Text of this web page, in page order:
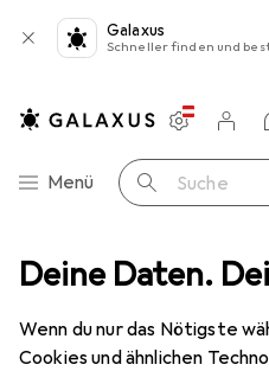
Deine Daten.
Wenn du nur das Nötigste
Cookies und ähnlichen
Galaxus
Schneller finden und
Navigation nach Kategorien
Menü Suche
Kundenkonto
Merklisten
Warenkorb
Zubehör Elektrowerkzeug